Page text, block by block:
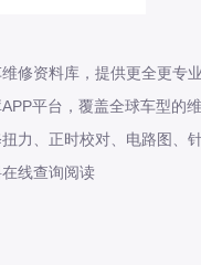
修资料库，提供更全更专
平台，覆盖全球车型的
力、正时校对、电路图、
线查询阅读